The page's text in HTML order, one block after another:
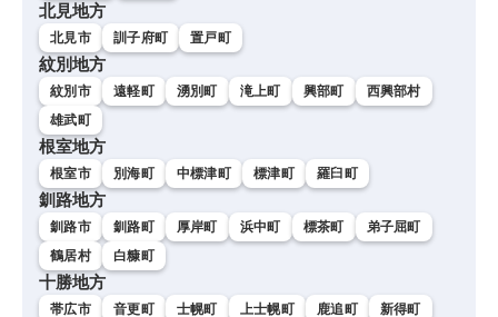
北見地方
北見市 訓子府町 置戸町
紋別地方
紋別市 遠軽町 湧別町 滝上町 興部町
西興部村
雄武町
根室地方
根室市 別海町 中標津町 標津町 羅臼町
釧路地方
釧路市 釧路町 厚岸町 浜中町 標茶町
弟子屈町
鶴居村
白糠町
十勝地方
帯広市 音更町 士幌町 上士幌町 鹿追町 新得町